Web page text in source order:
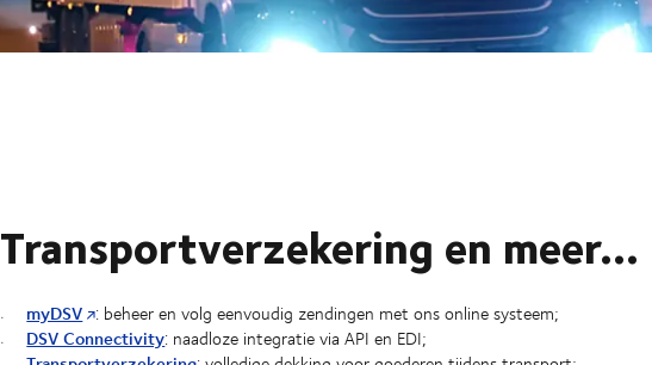
Transportverzekering en meer...
myDSV : beheer en volg eenvoudig zendingen met ons online systeem;
DSV Connectivity: naadloze integratie via API en EDI;